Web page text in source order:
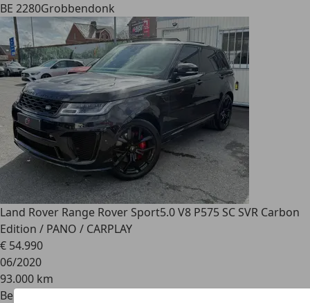
BE 2280Grobbendonk
Land Rover Range Rover Sport5.0 V8 P575 SC SVR Carbon
Edition / PANO / CARPLAY
€ 54.990
06/2020
93.000 km
Benzine